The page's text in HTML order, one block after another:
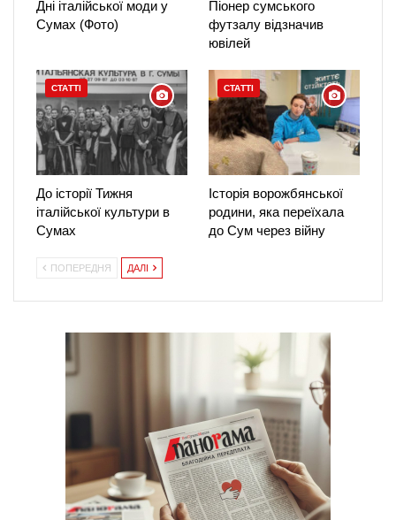
Дні італійської моди у
Сумах (Фото)
Піонер сумського
футзалу відзначив
ювілей
СТАТТІ
До історії Тижня
італійської культури в
Сумах
СТАТТІ
Історія ворожбянської
родини, яка переїхала
до Сум через війну
ПОПЕРЕДНЯ ДАЛІ